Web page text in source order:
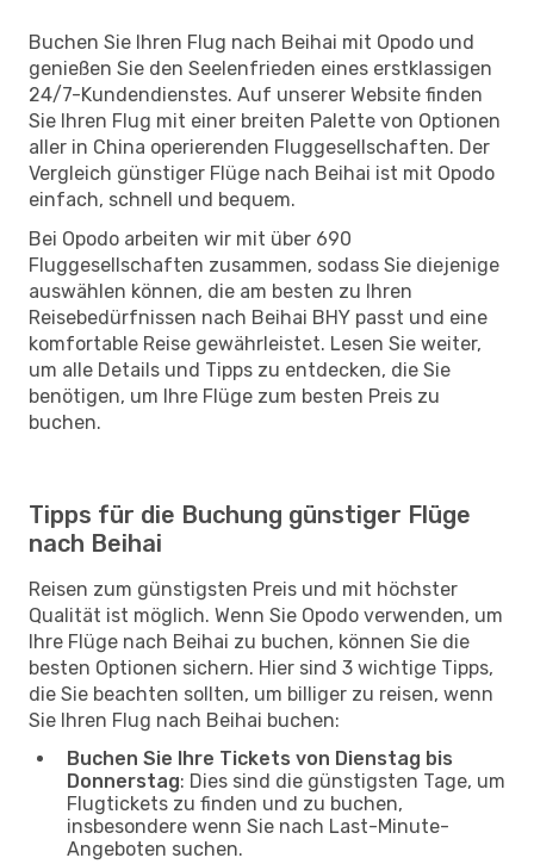
Buchen Sie Ihren Flug nach Beihai mit Opodo und
genießen Sie den Seelenfrieden eines erstklassigen
24/7-Kundendienstes. Auf unserer Website finden
Sie Ihren Flug mit einer breiten Palette von Optionen
aller in China operierenden Fluggesellschaften. Der
Vergleich günstiger Flüge nach Beihai ist mit Opodo
einfach, schnell und bequem.
Bei Opodo arbeiten wir mit über 690
Fluggesellschaften zusammen, sodass Sie diejenige
auswählen können, die am besten zu Ihren
Reisebedürfnissen nach Beihai BHY passt und eine
komfortable Reise gewährleistet. Lesen Sie weiter,
um alle Details und Tipps zu entdecken, die Sie
benötigen, um Ihre Flüge zum besten Preis zu
buchen.
Tipps für die Buchung günstiger Flüge
nach Beihai
Reisen zum günstigsten Preis und mit höchster
Qualität ist möglich. Wenn Sie Opodo verwenden, um
Ihre Flüge nach Beihai zu buchen, können Sie die
besten Optionen sichern. Hier sind 3 wichtige Tipps,
die Sie beachten sollten, um billiger zu reisen, wenn
Sie Ihren Flug nach Beihai buchen:
Buchen Sie Ihre Tickets von Dienstag bis
Donnerstag: Dies sind die günstigsten Tage, um
Flugtickets zu finden und zu buchen,
insbesondere wenn Sie nach Last-Minute-
Angeboten suchen.